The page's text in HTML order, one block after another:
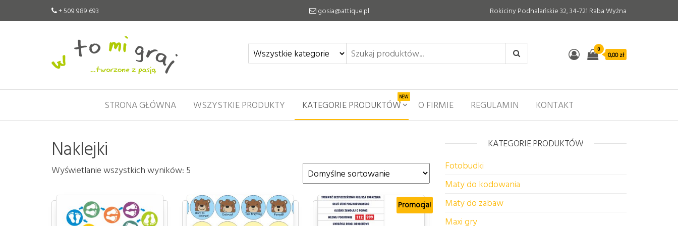
+ 509 989 693 gosia@attique.pl Rokiciny Podhalańskie 32, 34-721 Raba Wyżna
graj
0
0,00 zł
STRONA GŁÓWNA WSZYSTKIE PRODUKTY KATEGORIE PRODUKTÓW
NEW
O FIRMIE REGULAMIN KONTAKT
Naklejki
Wyświetlanie wszystkich wyników: 5
Promocja!
KATEGORIE PRODUKTÓW
Fotobudki
Maty do kodowania
Maty do zabaw
Maxi gry